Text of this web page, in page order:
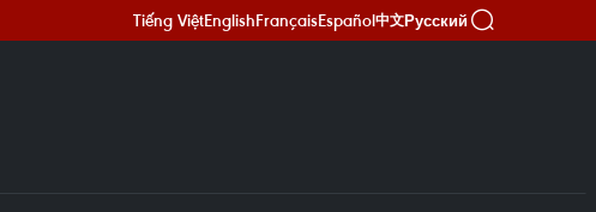
Tiếng ViệtEnglishFrançaisEspañol中文Русский